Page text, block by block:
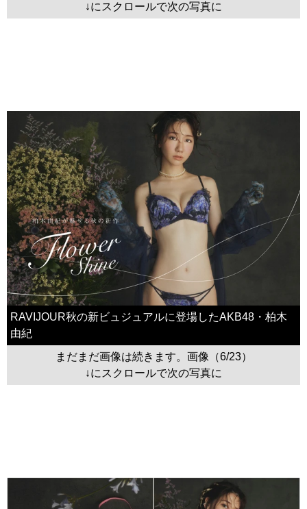
↓にスクロールで次の写真に
RAVIJOUR秋の新ビュジュアルに登場したAKB48・柏木
由紀
まだまだ画像は続きます。画像（6/23）
↓にスクロールで次の写真に